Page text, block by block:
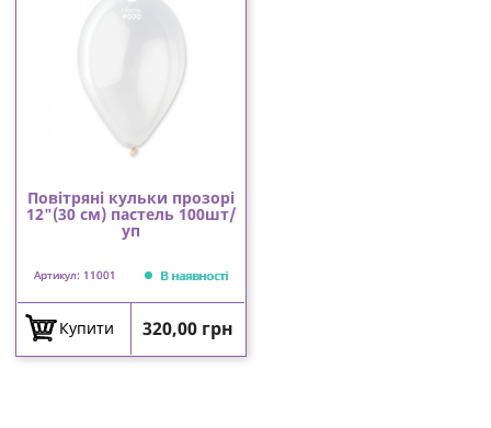
Повітряні кульки прозорі
12"(30 см) пастель 100шт/
уп
Артикул: 11001 В наявності
Купити Ціна
320,00 грн